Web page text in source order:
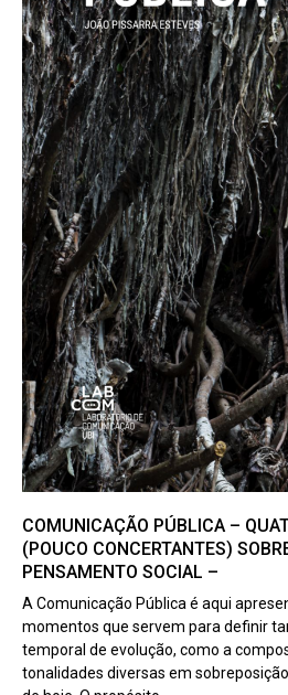
COMUNICAÇÃO PÚBLICA –
(POUCO CONCERTANTES)
PENSAMENTO SOCIAL –
A Comunicação Pública é aqui
momentos que servem para definir
temporal de evolução, como a
tonalidades diversas em